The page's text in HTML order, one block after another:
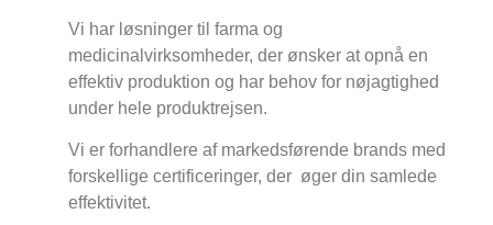
Vi har løsninger til farma og
medicinalvirksomheder, der ønsker at opnå en
effektiv produktion og har behov for nøjagtighed
under hele produktrejsen.
Vi er forhandlere af markedsførende brands med
forskellige certificeringer, der øger din samlede
effektivitet.